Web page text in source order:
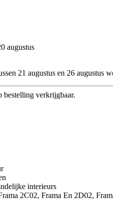
augustus
21 augustus en 26 augustus
bestelling verkrijgbaar.
interieurs
2C02, Frama En 2D02,